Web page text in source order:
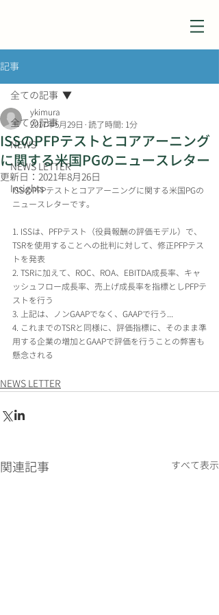
記事
全ての記事
NEWS
NEWS LETTER
Insights
全ての記事
ISSのPFPテストとコアアーニング
に関する米国PGのニュースレター
ykimura
2017年5月29日 読了時間: 1分
更新日： 2021年8月26日
ISSのPFPテストとコアアーニングに関する米国PGの
ニュースレターです。
1. ISSは、PFPテスト（役員報酬の評価モデル）で、
TSRを使用することへの批判に対して、修正PFPテス
トを発表
2. TSRに加えて、ROC、ROA、EBITDA成長率、キャ
ッシュフロー成長率、売上げ成長率を指標としPFPテ
ストを行う
3. 上記は、ノンGAAPでなく、GAAPで行う...
4. これまでのTSRと同様に、評価指標に、そのまま準
用する企業の増加とGAAPで評価を行うことの弊害も
懸念される
NEWS LETTER
関連記事 すべて表示